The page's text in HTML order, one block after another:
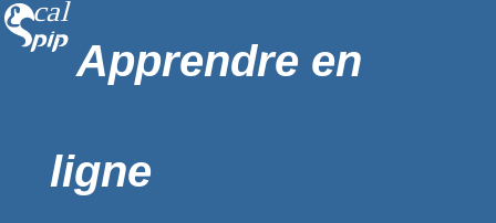
Apprendre en
ligne